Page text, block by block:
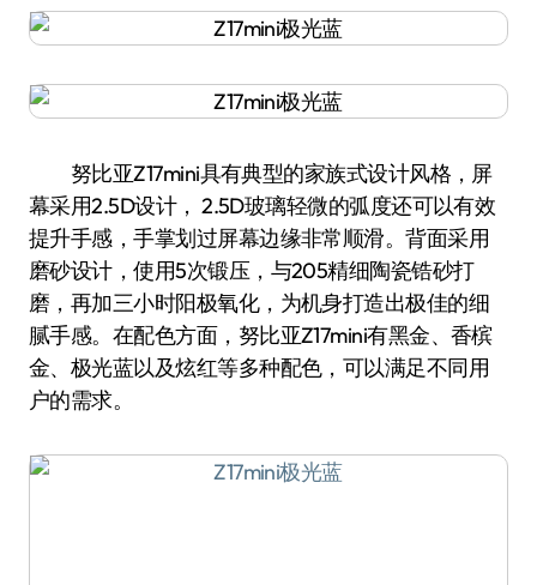
努比亚Z17mini具有典型的家族式设计风格，屏
幕采用2.5D设计， 2.5D玻璃轻微的弧度还可以有效
提升手感，手掌划过屏幕边缘非常顺滑。背面采用
磨砂设计，使用5次锻压，与205精细陶瓷锆砂打
磨，再加三小时阳极氧化，为机身打造出极佳的细
腻手感。在配色方面，努比亚Z17mini有黑金、香槟
金、极光蓝以及炫红等多种配色，可以满足不同用
户的需求。